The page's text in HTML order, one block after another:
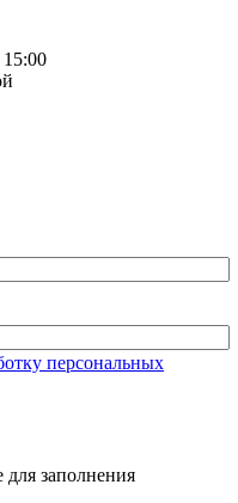
персональных
для заполнения